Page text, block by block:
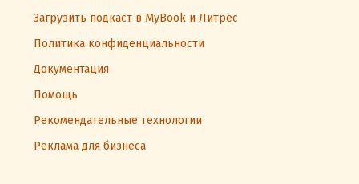
Загрузить подкаст в MyBook и Литрес
Политика конфиденциальности
Документация
Помощь
Рекомендательные технологии
Реклама для бизнеса